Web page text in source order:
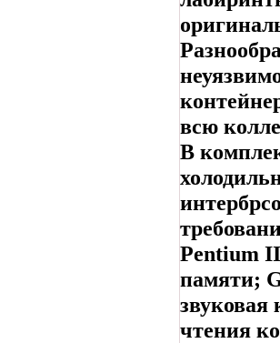
всю
В
Pentium
памяти;
звуковая
чтения